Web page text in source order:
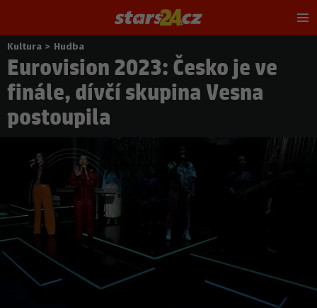
Nacházíte
se
zde:
Kultura > Hudba
Eurovision 2023: Česko je ve
finále, dívčí skupina Vesna
postoupila